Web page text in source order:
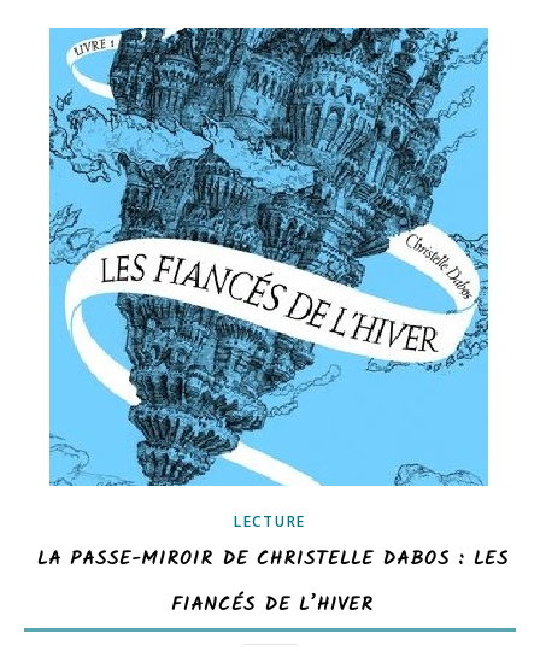
LECTURE
LA PASSE-MIROIR DE CHRISTELLE DABOS : LES
FIANCÉS DE L’HIVER